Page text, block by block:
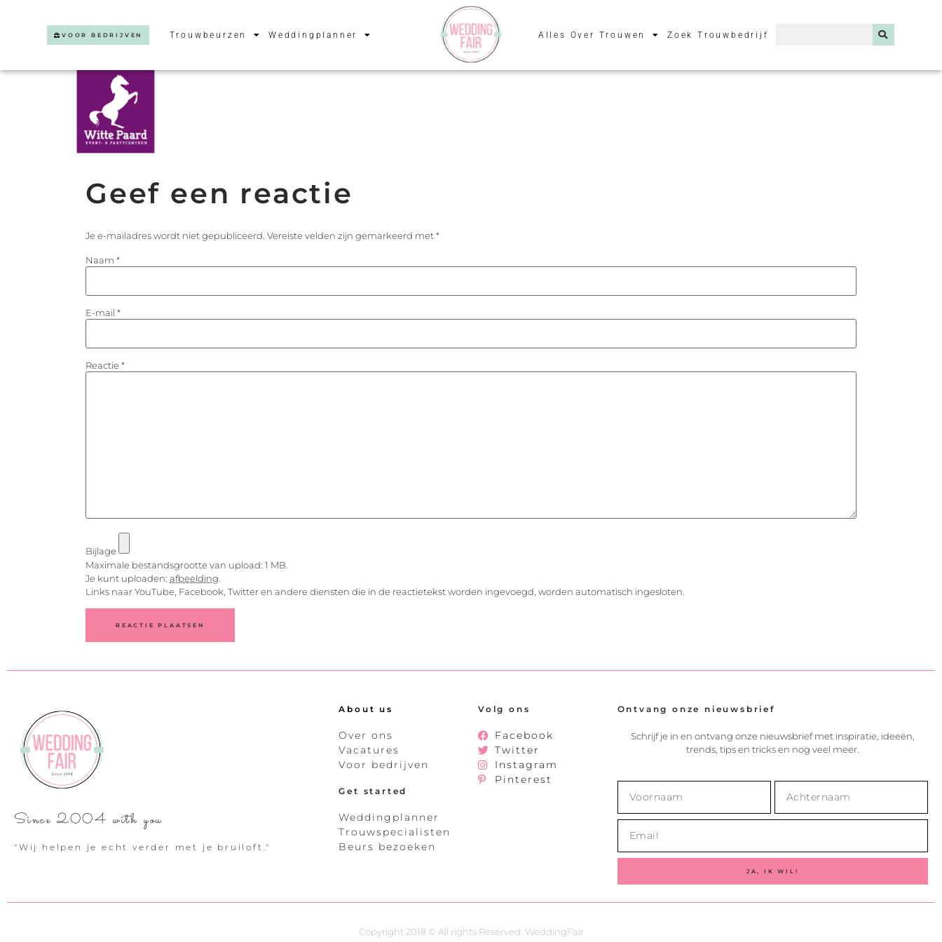
VOOR BEDRIJVEN Trouwbeurzen Weddingplanner Alles Over Trouwen Zoek Trouwbedrijf
Geef een reactie
Je e-mailadres wordt niet gepubliceerd. Vereiste velden zijn gemarkeerd met*
Naam *
E-mail *
Reactie *
Bijlage
Maximale bestandsgrootte van upload: 1 MB.
Je kunt uploaden: afbeelding
Links naar YouTube, Facebook, Twitter en andere diensten die in de reactietekst worden ingevoegd, worden automatisch ingesloten.
Since 2004 with you
"Wij helpen je echt verder met je bruiloft."
About us
Over ons
Vacatures
Voor bedrijven
Get started
Weddingplanner
Trouwspecialisten
Beurs bezoeken
Volg ons
Facebook
Twitter
Instagram
Pinterest
Ontvang onze nieuwsbrief
Schrijf je in en ontvang onze nieuwsbrief met inspiratie, ideeën,
trends, tips en tricks en nog veel meer.
JA, IK WIL!
Copyright 2018 © All rights Reserved. WeddingFair